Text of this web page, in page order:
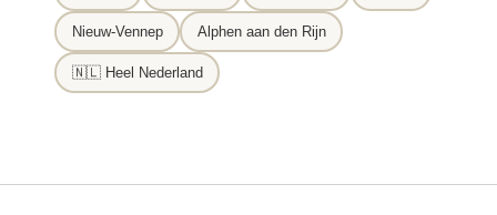
Nieuw-Vennep Alphen aan den Rijn
🇳🇱 Heel Nederland